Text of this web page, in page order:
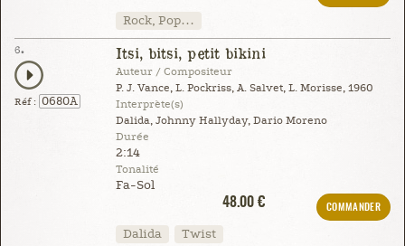
Rock, Pop…
6.
Réf : 0680A
Itsi, bitsi, petit bikini
Auteur / Compositeur
P. J. Vance, L. Pockriss, A. Salvet, L. Morisse, 1960
Interprète(s)
Dalida, Johnny Hallyday, Dario Moreno
Durée
2:14
Tonalité
Fa-Sol
48.00 €
COMMANDER
Dalida Twist